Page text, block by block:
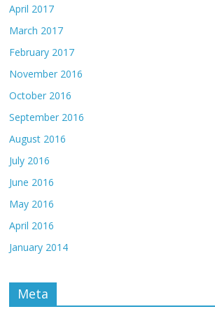
April 2017
March 2017
February 2017
November 2016
October 2016
September 2016
August 2016
July 2016
June 2016
May 2016
April 2016
January 2014
Meta